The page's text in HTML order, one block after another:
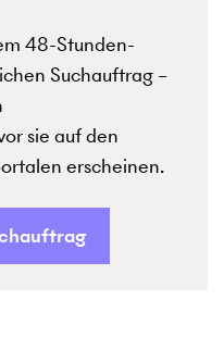
48-Stunden-
Suchauftrag –
sie auf den
erscheinen.